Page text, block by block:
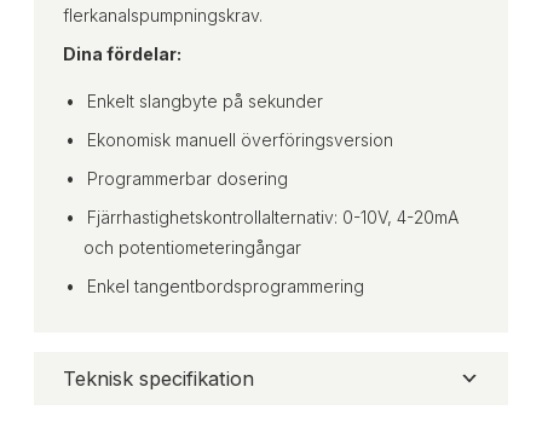
flerkanalspumpningskrav.
Dina fördelar:
Enkelt slangbyte på sekunder
Ekonomisk manuell överföringsversion
Programmerbar dosering
Fjärrhastighetskontrollalternativ: 0-10V, 4-20mA
och potentiometeringångar
Enkel tangentbordsprogrammering
Teknisk specifikation